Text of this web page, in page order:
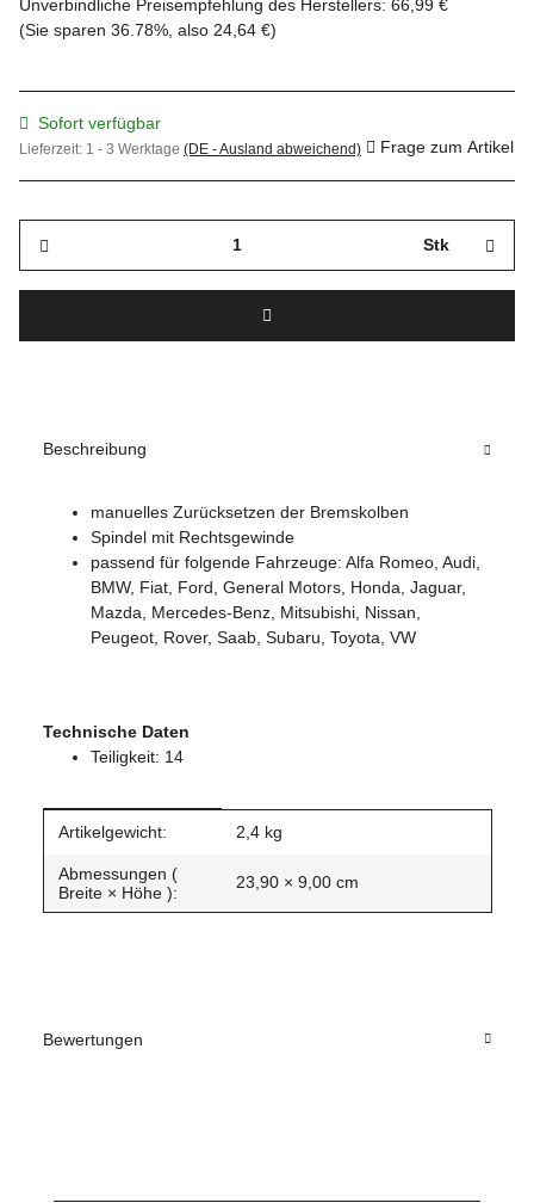
Unverbindliche Preisempfehlung des Herstellers: 66,99 €
(Sie sparen 36.78% , also 24,64 €)
Sofort verfügbar
Lieferzeit: 1 - 3 Werktage (DE - Ausland abweichend) Frage zum Artikel
Stk
Beschreibung
manuelles Zurücksetzen der Bremskolben
Spindel mit Rechtsgewinde
passend für folgende Fahrzeuge: Alfa Romeo, Audi,
BMW, Fiat, Ford, General Motors, Honda, Jaguar,
Mazda, Mercedes-Benz, Mitsubishi, Nissan,
Peugeot, Rover, Saab, Subaru, Toyota, VW
Technische Daten
Teiligkeit: 14
Produkteigenschaft
Wert
Artikelgewicht: 2,4 kg
Abmessungen (
Breite × Höhe ):
23,90 × 9,00 cm
Bewertungen